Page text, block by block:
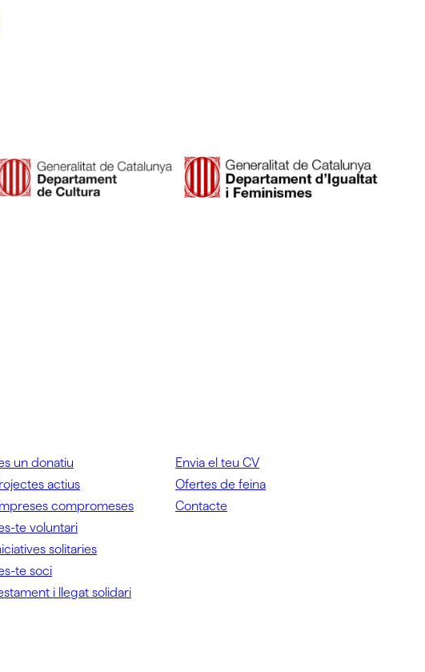
un donatiu
actius
compromeses
te voluntari
solitaries
te soci
i llegat solidari
Envia el teu CV
Ofertes de feina
Contacte